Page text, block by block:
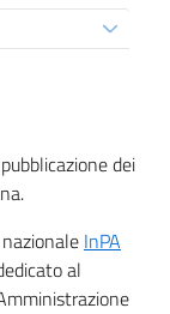
dei
InPA
al